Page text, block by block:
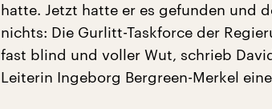
hatte. Jetzt hatte er es gefunden und
nichts: Die Gurlitt-Taskforce der
fast blind und voller Wut, schrieb
Leiterin Ingeborg Bergreen-Merkel